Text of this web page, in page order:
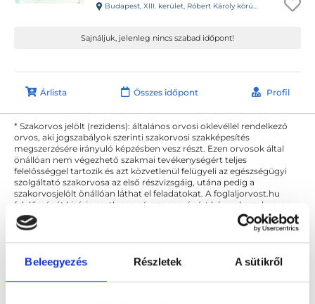
Beleegyezés Részletek A sütikről
Budapest, XIII. kerület, Róbert Károly körút 64.
Sajnáljuk, jelenleg nincs szabad időpont!
Árlista Összes időpont Profil
* Szakorvos jelölt (rezidens): általános orvosi oklevéllel rendelkező
orvos, aki jogszabályok szerinti szakorvosi szakképesítés
megszerzésére irányuló képzésben vesz részt. Ezen orvosok által
önállóan nem végezhető szakmai tevékenységért teljes
felelősséggel tartozik és azt közvetlenül felügyeli az egészségügyi
szolgáltató szakorvosa az első részvizsgáig, utána pedig a
szakorvosjelölt önállóan láthat el feladatokat. A foglaljorvost.hu
felelősségét kizárja esetleges névazonosságért bármely szakorvos
és szakorvosjelölt esetén.
Főoldal Gyógytornász